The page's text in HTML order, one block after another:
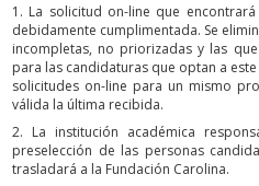
1. La solicitud on-line que
debidamente cumplimentada. Se
incompletas, no priorizadas y las
para las candidaturas que optan a
solicitudes on-line para un mismo
válida la última recibida.
2. La institución académica
preselección de las personas
trasladará a la Fundación Carolina.